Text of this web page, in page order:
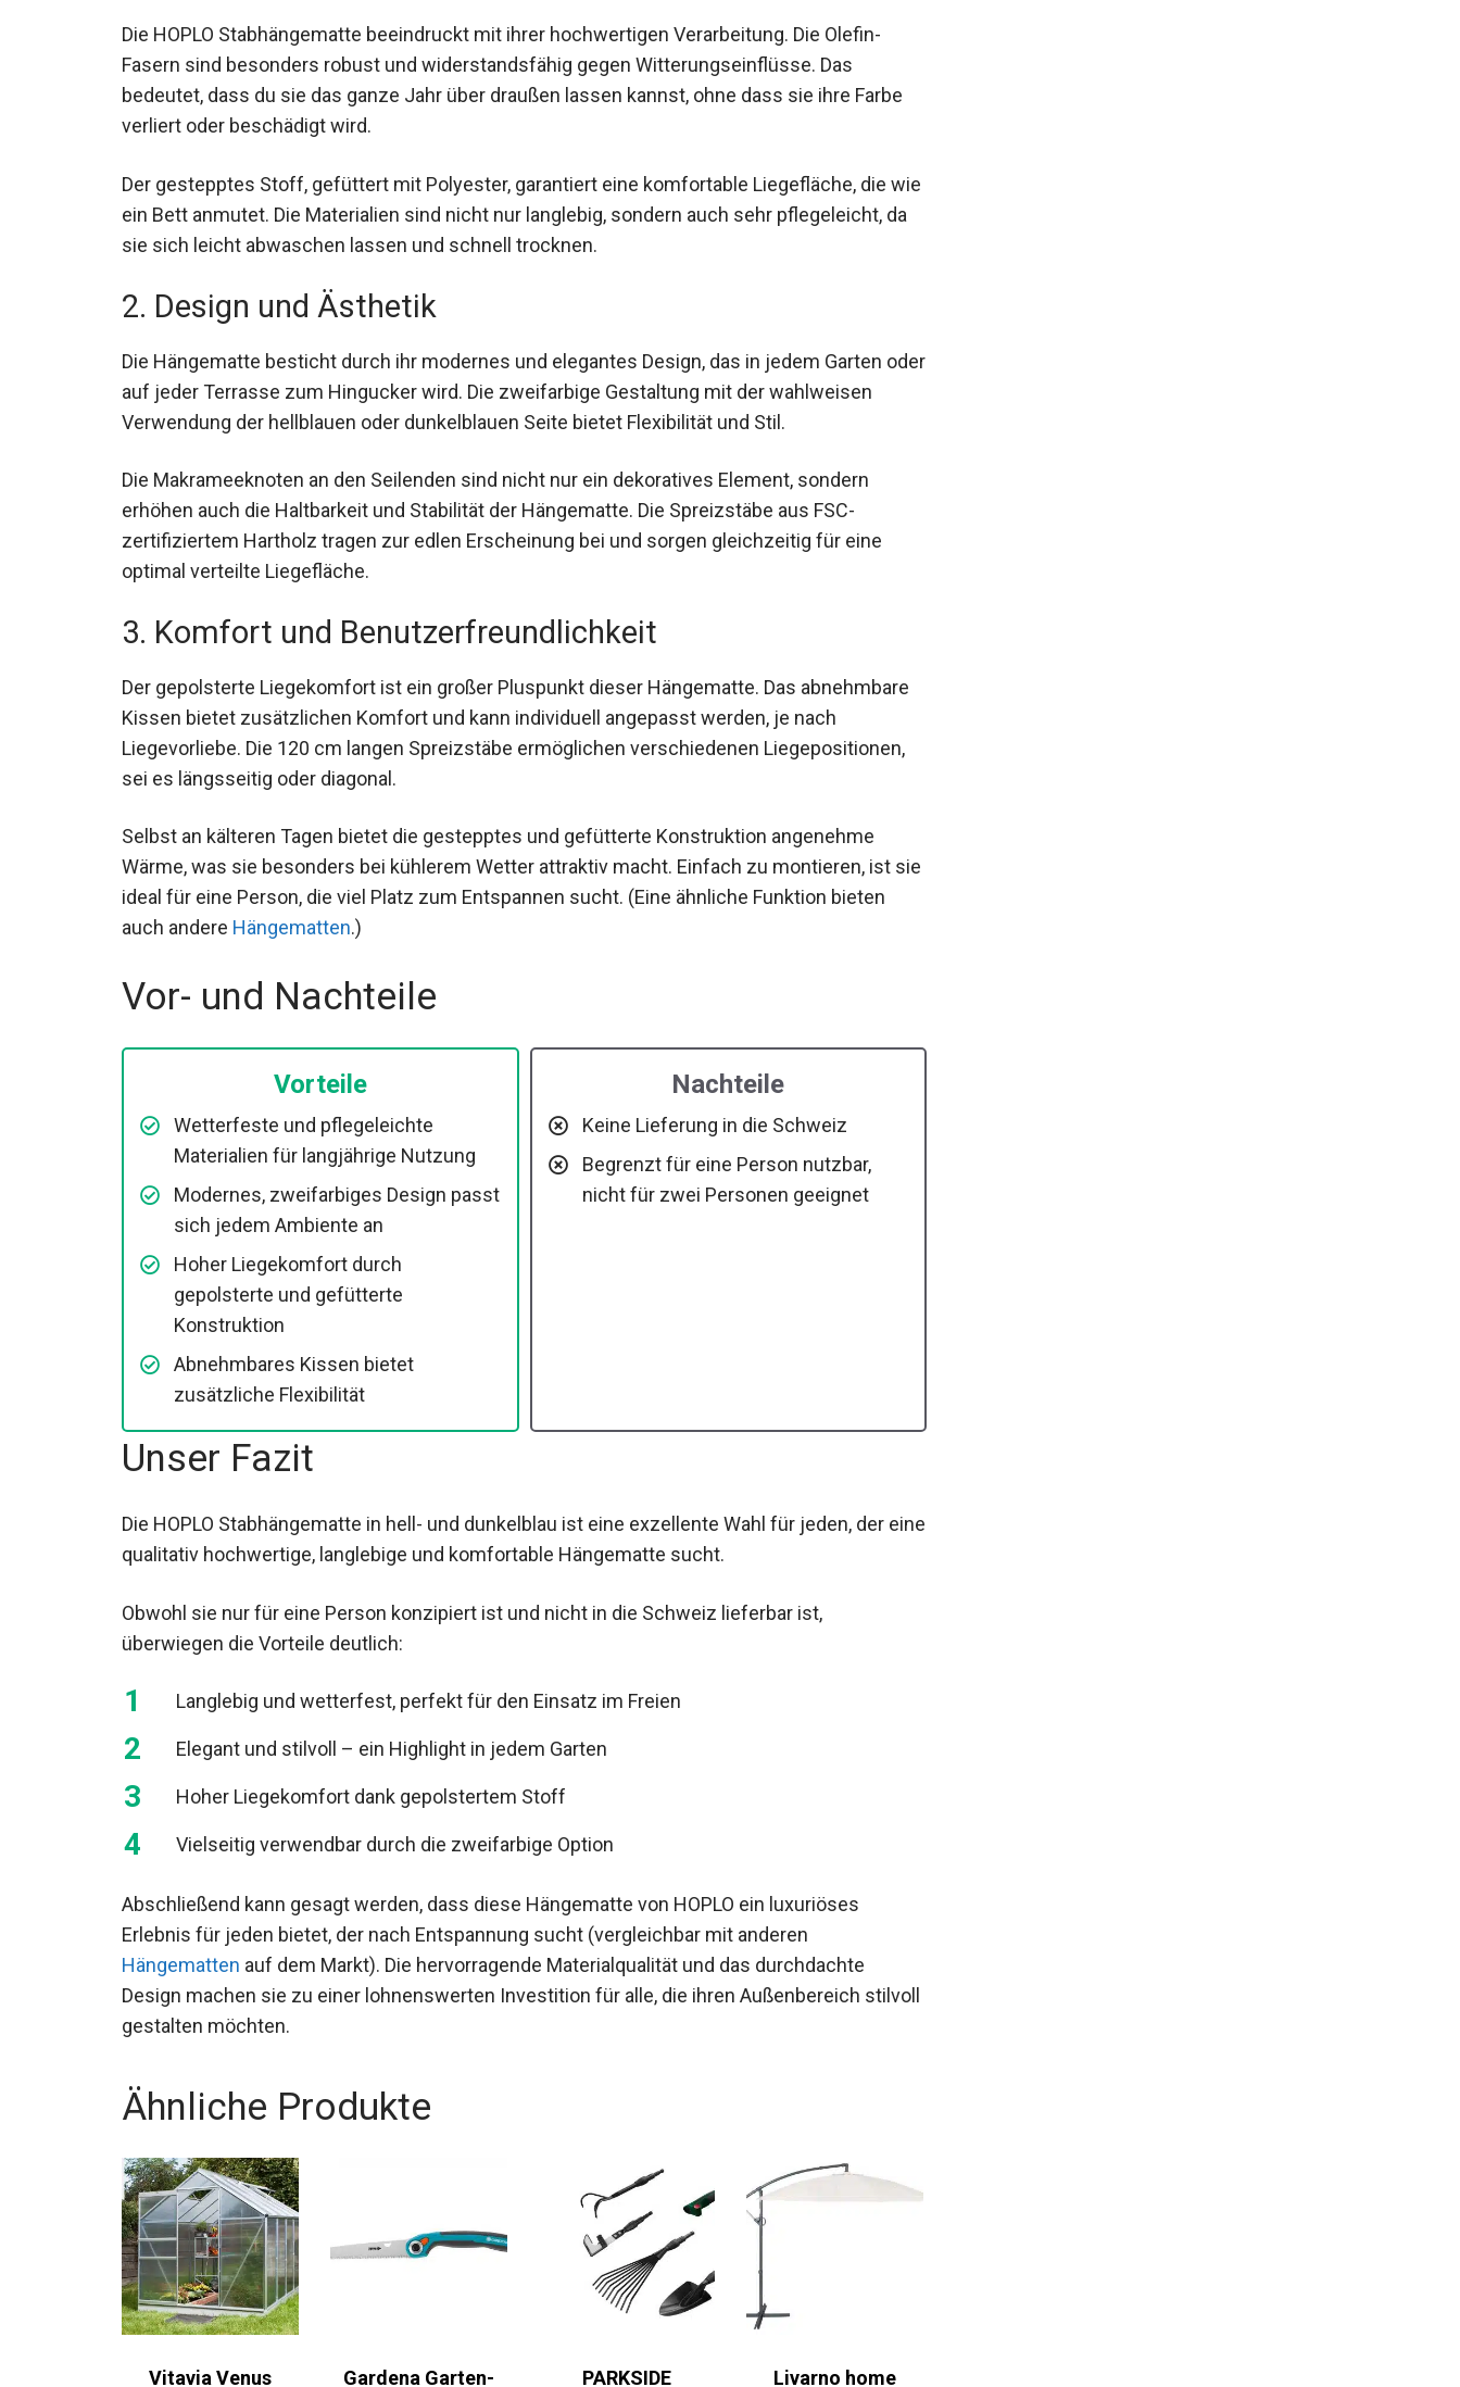
Die HOPLO Stabhängematte beeindruckt mit ihrer hochwertigen Verarbeitung. Die Olefin-
Fasern sind besonders robust und widerstandsfähig gegen Witterungseinflüsse. Das
bedeutet, dass du sie das ganze Jahr über draußen lassen kannst, ohne dass sie ihre Farbe
verliert oder beschädigt wird.
Der gestepptes Stoff, gefüttert mit Polyester, garantiert eine komfortable Liegefläche, die wie
ein Bett anmutet. Die Materialien sind nicht nur langlebig, sondern auch sehr pflegeleicht, da
sie sich leicht abwaschen lassen und schnell trocknen.
2. Design und Ästhetik
Die Hängematte besticht durch ihr modernes und elegantes Design, das in jedem Garten oder
auf jeder Terrasse zum Hingucker wird. Die zweifarbige Gestaltung mit der wahlweisen
Verwendung der hellblauen oder dunkelblauen Seite bietet Flexibilität und Stil.
Die Makrameeknoten an den Seilenden sind nicht nur ein dekoratives Element, sondern
erhöhen auch die Haltbarkeit und Stabilität der Hängematte. Die Spreizstäbe aus FSC-
zertifiziertem Hartholz tragen zur edlen Erscheinung bei und sorgen gleichzeitig für eine
optimal verteilte Liegefläche.
3. Komfort und Benutzerfreundlichkeit
Der gepolsterte Liegekomfort ist ein großer Pluspunkt dieser Hängematte. Das abnehmbare
Kissen bietet zusätzlichen Komfort und kann individuell angepasst werden, je nach
Liegevorliebe. Die 120 cm langen Spreizstäbe ermöglichen verschiedenen Liegepositionen,
sei es längsseitig oder diagonal.
Selbst an kälteren Tagen bietet die gestepptes und gefütterte Konstruktion angenehme
Wärme, was sie besonders bei kühlerem Wetter attraktiv macht. Einfach zu montieren, ist sie
ideal für eine Person, die viel Platz zum Entspannen sucht. (Eine ähnliche Funktion bieten
auch andere Hängematten.)
Vor- und Nachteile
Vorteile
Wetterfeste und pflegeleichte
Materialien für langjährige Nutzung
Modernes, zweifarbiges Design passt
sich jedem Ambiente an
Hoher Liegekomfort durch
gepolsterte und gefütterte
Konstruktion
Abnehmbares Kissen bietet
zusätzliche Flexibilität
Nachteile
Keine Lieferung in die Schweiz
Begrenzt für eine Person nutzbar,
nicht für zwei Personen geeignet
Unser Fazit
Die HOPLO Stabhängematte in hell- und dunkelblau ist eine exzellente Wahl für jeden, der eine
qualitativ hochwertige, langlebige und komfortable Hängematte sucht.
Obwohl sie nur für eine Person konzipiert ist und nicht in die Schweiz lieferbar ist,
überwiegen die Vorteile deutlich:
Langlebig und wetterfest, perfekt für den Einsatz im Freien
Elegant und stilvoll – ein Highlight in jedem Garten
Hoher Liegekomfort dank gepolstertem Stoff
Vielseitig verwendbar durch die zweifarbige Option
Abschließend kann gesagt werden, dass diese Hängematte von HOPLO ein luxuriöses
Erlebnis für jeden bietet, der nach Entspannung sucht (vergleichbar mit anderen
Hängematten auf dem Markt). Die hervorragende Materialqualität und das durchdachte
Design machen sie zu einer lohnenswerten Investition für alle, die ihren Außenbereich stilvoll
gestalten möchten.
Ähnliche Produkte
Vitavia Venus Gardena Garten- PARKSIDE Livarno home